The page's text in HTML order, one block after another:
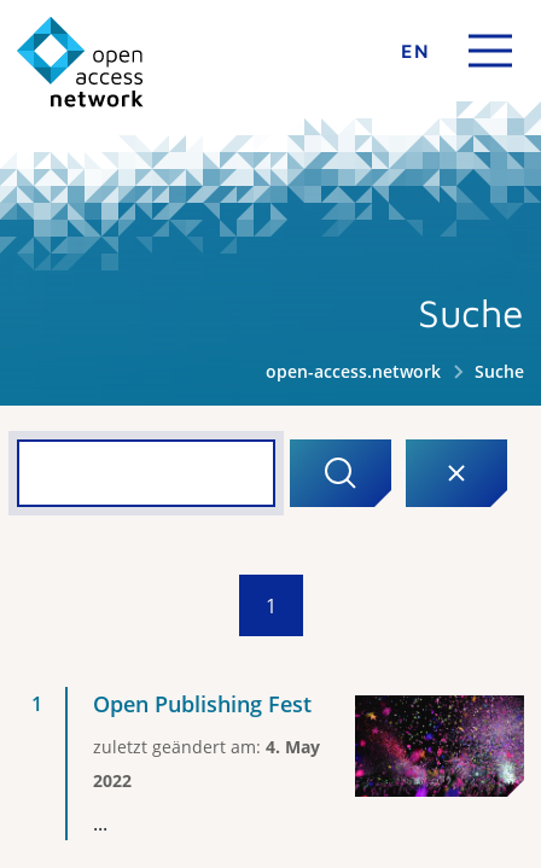
EN
Suche
open-access.network Suche
1
Open Publishing Fest
zuletzt geändert am: 4. May
2022
...